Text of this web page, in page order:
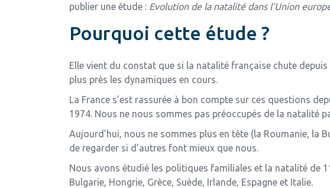
publier une étude : Evolution de la natalité dans l’Union
Pourquoi cette étude ?
Elle vient du constat que si la natalité française chute
plus près les dynamiques en cours.
La France s’est rassurée à bon compte sur ces questions
1974. Nous ne nous sommes pas préoccupés de la natalité
Aujourd’hui, nous ne sommes plus en tête (la Roumanie, la
de regarder si d’autres font mieux que nous.
Nous avons étudié les politiques familiales et la natalité de
Bulgarie, Hongrie, Grèce, Suède, Irlande, Espagne et Italie.